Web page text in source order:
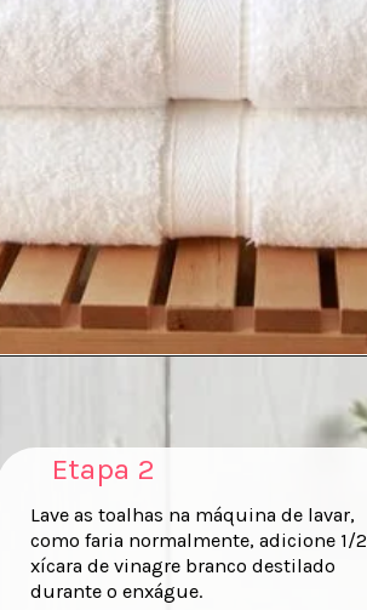
Etapa 2
Lave as toalhas na máquina de lavar,
como faria normalmente, adicione 1/2
xícara de vinagre branco destilado
durante o enxágue.